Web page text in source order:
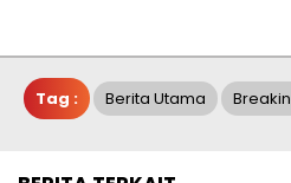
Tag : Berita Utama